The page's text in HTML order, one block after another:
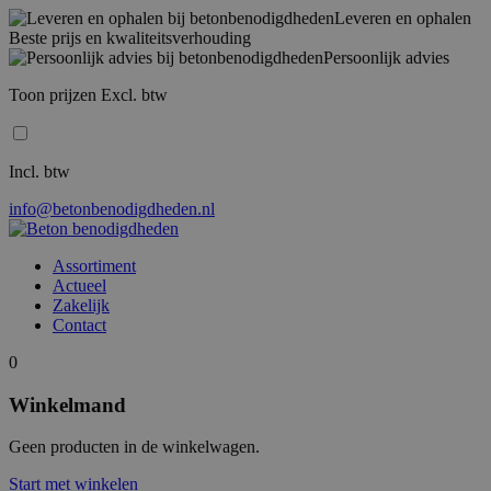
Leveren en ophalen
Beste prijs en kwaliteitsverhouding
Persoonlijk advies
Toon prijzen Excl. btw
Incl. btw
info@betonbenodigdheden.nl
Assortiment
Actueel
Zakelijk
Contact
0
Winkelmand
Geen producten in de winkelwagen.
Start met winkelen